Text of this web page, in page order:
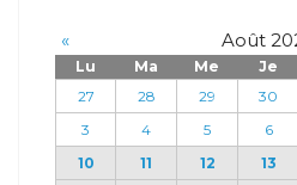
« Août
Lu Ma Me Je
27
28 29 30
3
4 5 6
10
11 12 13